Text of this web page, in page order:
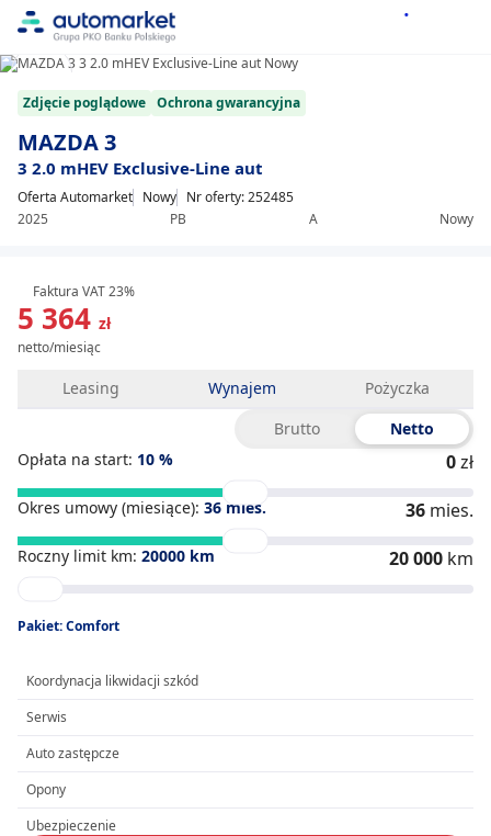
Zdjęcie poglądowe Ochrona gwarancyjna
MAZDA 3
3 2.0 mHEV Exclusive-Line aut
Oferta Automarket Nowy
2025
PB A Nowy
Nr oferty: 252485
5 364 zł
netto/miesiąc
Faktura VAT 23%
Leasing Wynajem
Pożyczka
Brutto
Netto
Opłata na start: 10 % 0zł
Okres umowy (miesiące): 36 mies. 36 mies.
Roczny limit km: 20000 km 20 000 km
Pakiet: Comfort
Koordynacja likwidacji szkód
Serwis
Auto zastępcze
Opony
Ubezpieczenie